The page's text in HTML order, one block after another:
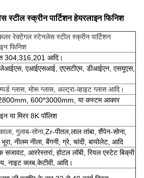
स्क्रीन पार्टिशन हेयरलाइन फिनिश
रेक्टेंगल स्टेनलेस स्टील स्क्रीन पार्टिशन
फिनिश
304,316,201 आदि।
जेआईएस, एआईएसआई, एएसटीएम, डीआईएन, एसयूएस,
ग्लास, मोरू ग्लास, अल्ट्रा-व्हाइट ग्लास आदि।
600*3000mm, या कस्टम आकार
या मिरर 8K पॉलिश
गुलाब-सोना,Zr-पीतल,लाल तांबा, शैंपेन-सोना,
नीलम नीला, बैंगनी, ग्रे, चांदी, बायोलेट, आदि
सजावट, आररेस्तरां, होटल लॉबी, रियल एस्टेट बिक्री
नाइट क्लब, केटीवी, आदि।